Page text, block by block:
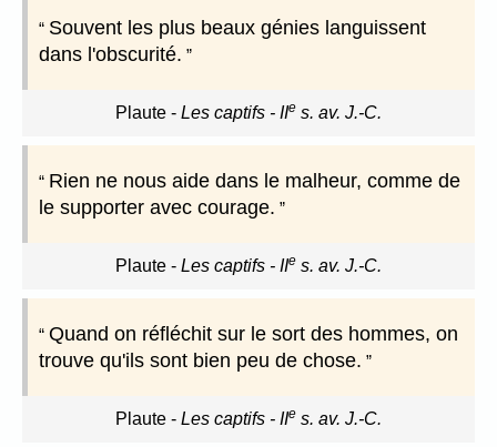
Souvent les plus beaux génies languissent
dans l'obscurité.
Plaute - Les captifs - IIe s. av. J.-C.
Rien ne nous aide dans le malheur, comme de
le supporter avec courage.
Plaute - Les captifs - IIe s. av. J.-C.
Quand on réfléchit sur le sort des hommes, on
trouve qu'ils sont bien peu de chose.
Plaute - Les captifs - IIe s. av. J.-C.